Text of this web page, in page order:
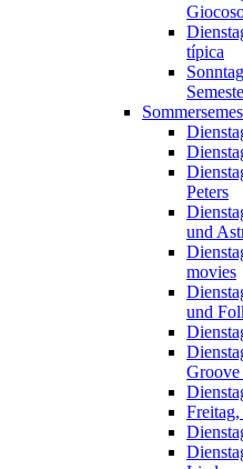
típica
Peters
und
movies
und